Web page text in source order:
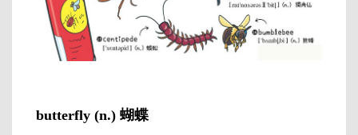
butterfly (n.) 蝴蝶